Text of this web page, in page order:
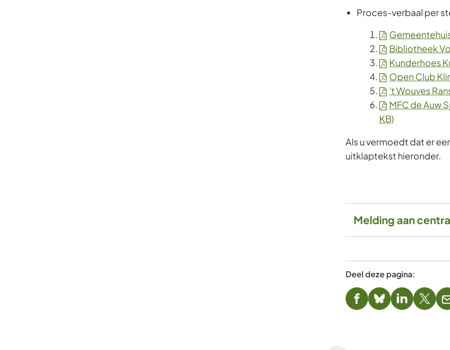
Proces-verbaal per
Bibliotheek
Kunderhoes
Open Club
't Wouves
MFC de Auw
KB)
Als u vermoedt dat er
uitklaptekst hieronder.
Melding aan
Deel deze pagina:
(Verwijst(Verwijst(Verwijst